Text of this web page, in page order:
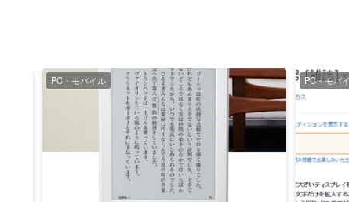
PC・モバイル PC・モバ